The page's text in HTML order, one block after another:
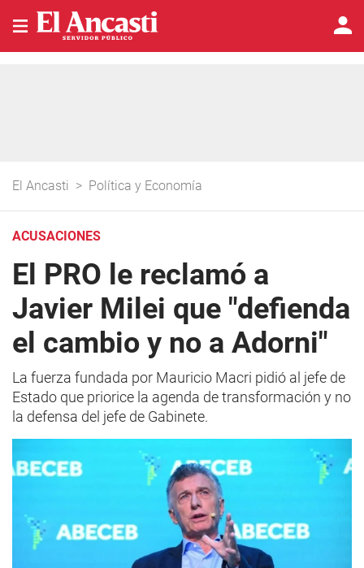
El Ancasti > Política y Economía
ACUSACIONES
El PRO le reclamó a
Javier Milei que "defienda
el cambio y no a Adorni"
La fuerza fundada por Mauricio Macri pidió al jefe de
Estado que priorice la agenda de transformación y no
la defensa del jefe de Gabinete.